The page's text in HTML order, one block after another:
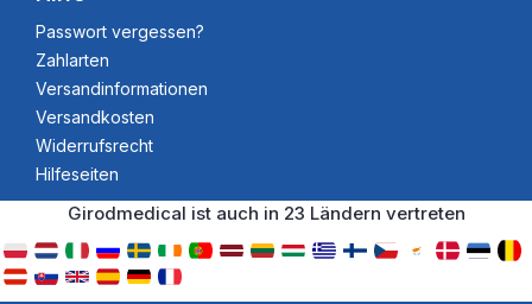
Passwort vergessen?
Zahlarten
Versandinformationen
Versandkosten
Widerrufsrecht
Hilfeseiten
Girodmedical ist auch in 23 Ländern vertreten